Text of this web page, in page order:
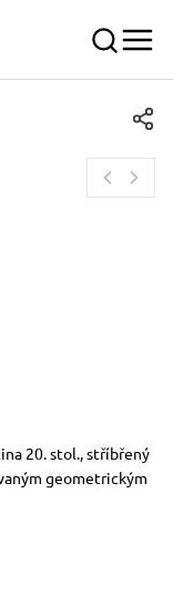
20. stol., stříbřený
geometrickým